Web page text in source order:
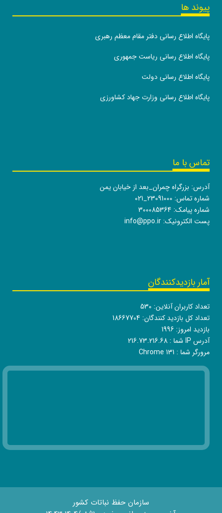
پیوند ها
پایگاه اطلاع رسانی دفتر مقام معظم رهبری
پایگاه اطلاع رسانی ریاست جمهوری
پایگاه اطلاع رسانی دولت
پایگاه اطلاع رسانی وزارت جهاد کشاورزی
تماس با ما
آدرس: بزرگراه چمران_بعد از خیابان یمن
شماره تماس: 021_23091000
شماره پیامک: 300085364
پست الکترونیک: info@ppo.ir
آمار بازدیدکنندگان
تعداد کاربران آنلاین: 530
تعداد کل بازدید کنندگان: 18667704
بازدید امروز: 1996
آدرس IP شما :
216.73.216.68
مرورگر شما : Chrome 131
سازمان حفظ نباتات کشور